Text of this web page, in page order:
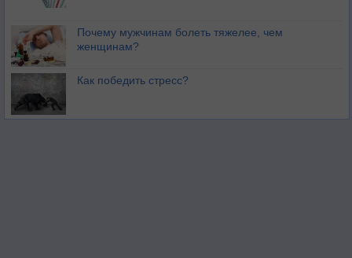
Почему мужчинам болеть тяжелее, чем
женщинам?
Как победить стресс?